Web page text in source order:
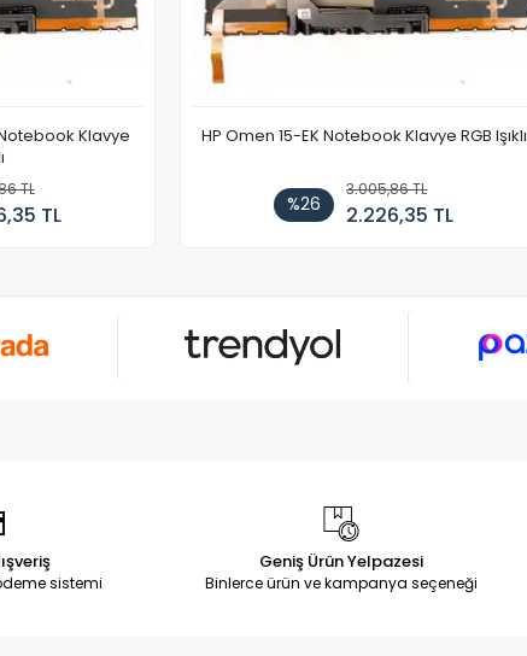
Klavye
TL
TL
HP Omen 15-EK Notebook Klavye RGB Işıklı
%26
3.005,86 TL
2.226,35 TL
sistemi
Geniş Ürün Yelpazesi
Binlerce ürün ve kampanya seçeneği